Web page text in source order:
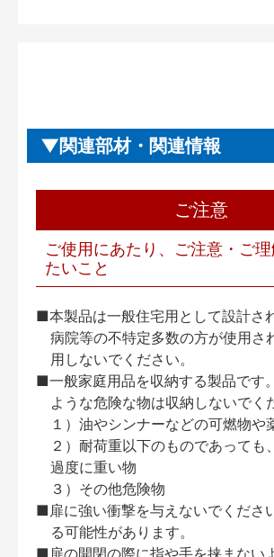
関連部材・関連情報
ご注意
ご使用にあたり、ご注意・ご理
たいこと
■本製品は一般住宅用として設計さ
病院等の不特定多数の方が使用さ
用しないでください。
■一般家庭用品を収納する製品です
ような危険な物は収納しないでく
１）油やシンナーなどの可燃物や
２）耐荷重以下のものであっても
過度に重い物
３）その他危険物
■扉に強い衝撃を与えないでくださ
る可能性があります。